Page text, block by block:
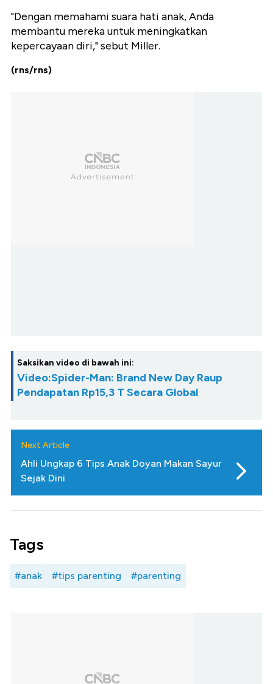
"Dengan memahami suara hati anak, Anda
membantu mereka untuk meningkatkan
kepercayaan diri," sebut Miller.
(rns/rns)
Saksikan video di bawah ini:
Video:Spider-Man: Brand New Day Raup
Pendapatan Rp15,3 T Secara Global
Next Article
Ahli Ungkap 6 Tips Anak Doyan Makan Sayur
Sejak Dini
Tags
#anak #tips parenting #parenting